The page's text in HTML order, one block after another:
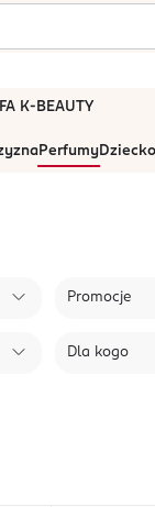
K-BEAUTY
PerfumyDziecko
Promocje
Dla kogo